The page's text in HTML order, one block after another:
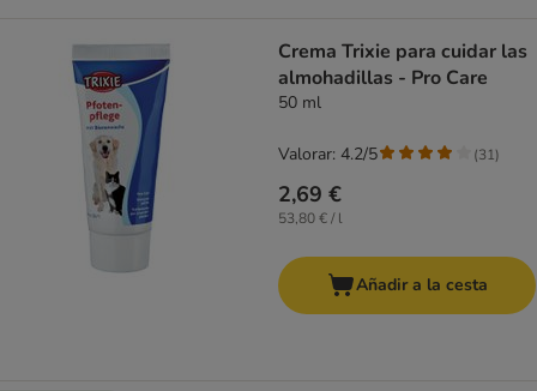
Crema Trixie para cuidar las
almohadillas - Pro Care
50 ml
2,69 €
53,80 € / l
Valorar: 4.2/5 (31)
Añadir a la cesta